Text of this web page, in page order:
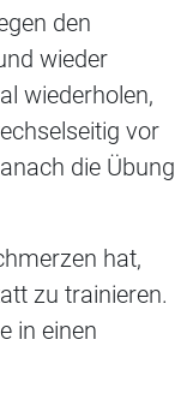
den
wieder
wiederholen,
vor
die Übung
hat,
zu trainieren.
in einen